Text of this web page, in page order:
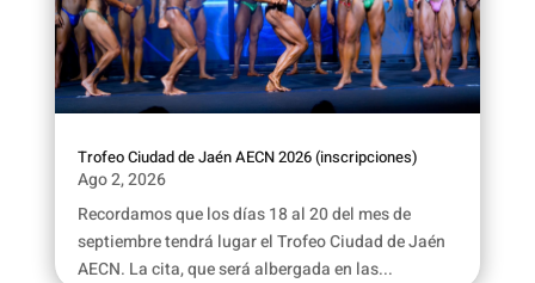
Trofeo Ciudad de Jaén AECN 2026 (inscripciones)
Ago 2, 2026
Recordamos que los días 18 al 20 del mes de
septiembre tendrá lugar el Trofeo Ciudad de Jaén
AECN. La cita, que será albergada en las...